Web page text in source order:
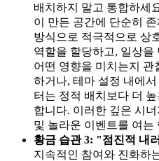
배치하지 말고 통합하세
이 만든 공간에 단순히
방식으로 적극적으로 상
역할을 할당하고, 일상을
어떤 영향을 미치는지 관
하거나, 테마 설정 내에
터는 정적 배치보다 더
합니다. 이러한 깊은 시
및 놀라운 이벤트를 여는
황금 습관 3: "점진적 내
지속적인 참여와 진화하